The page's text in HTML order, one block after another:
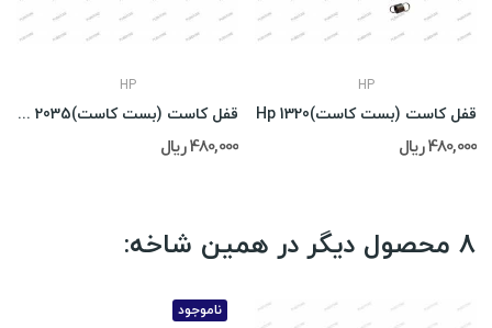
HP
قفل کاست (بست کاست)HP 2035
480,000 ریال
HP
قفل کاست (بست کاست)Hp 1320
480,000 ریال
8 محصول دیگر در همین شاخه:
ناموجود